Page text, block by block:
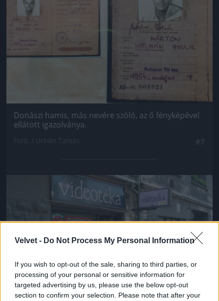
Velvet - Do Not Process My Personal Information
If you wish to opt-out of the sale, sharing to third parties, or
processing of your personal or sensitive information for
targeted advertising by us, please use the below opt-out
section to confirm your selection. Please note that after your
Donászi hamis, más nevére szóló, az ő fényképével
ellátott igazolványa.
Jön még kép!